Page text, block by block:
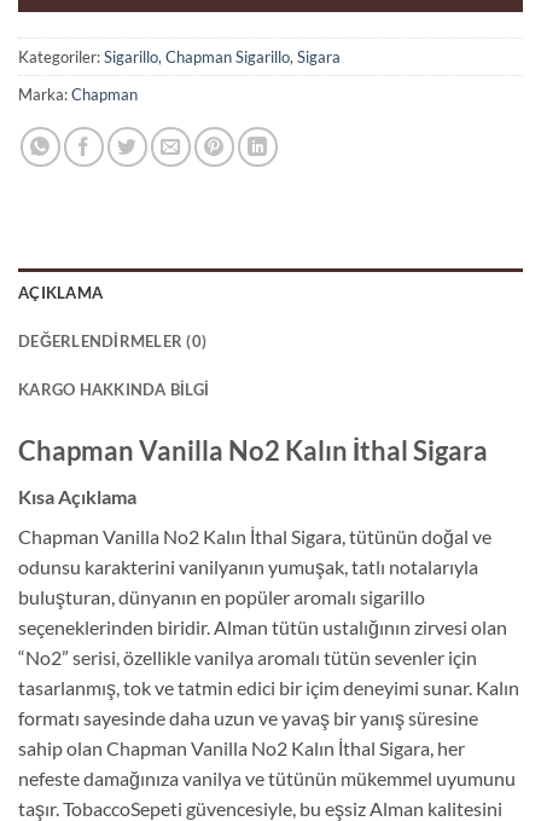
Kategoriler:Sigarillo, Chapman Sigarillo, Sigara
Marka:Chapman
AÇIKLAMA
DEĞERLENDIRMELER (0)
KARGO HAKKINDA BILGI
Chapman Vanilla No2 Kalın İthal Sigara
Kısa Açıklama
Chapman Vanilla No2 Kalın İthal Sigara, tütünün doğal ve
odunsu karakterini vanilyanın yumuşak, tatlı notalarıyla
buluşturan, dünyanın en popüler aromalı sigarillo
seçeneklerinden biridir. Alman tütün ustalığının zirvesi olan
“No2” serisi, özellikle vanilya aromalı tütün sevenler için
tasarlanmış, tok ve tatmin edici bir içim deneyimi sunar. Kalın
formatı sayesinde daha uzun ve yavaş bir yanış süresine
sahip olan Chapman Vanilla No2 Kalın İthal Sigara, her
nefeste damağınıza vanilya ve tütünün mükemmel uyumunu
taşır. TobaccoSepeti güvencesiyle, bu eşsiz Alman kalitesini